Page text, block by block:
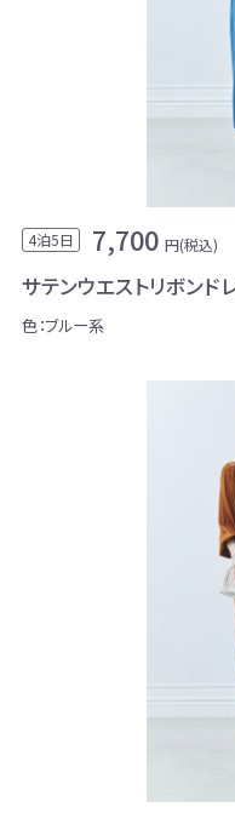
4泊5日 7,700 円(税込)
サテンウエストリボンド
色：ブルー系